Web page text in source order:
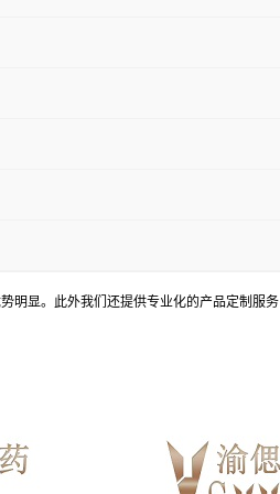
明显。此外我们还提供专业化的产品定制服务